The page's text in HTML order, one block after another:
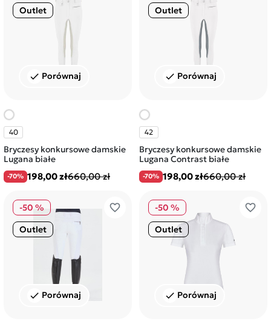
check Porównaj
Outlet
40
Bryczesy konkursowe damskie
Lugana białe
-70% 198,00 zł660,00 zł
check Porównaj
Outlet
42
Bryczesy konkursowe damskie
Lugana Contrast białe
-70% 198,00 zł660,00 zł
favorite_border
check Porównaj
-50 %
Outlet
favorite_border
check Porównaj
-50 %
Outlet